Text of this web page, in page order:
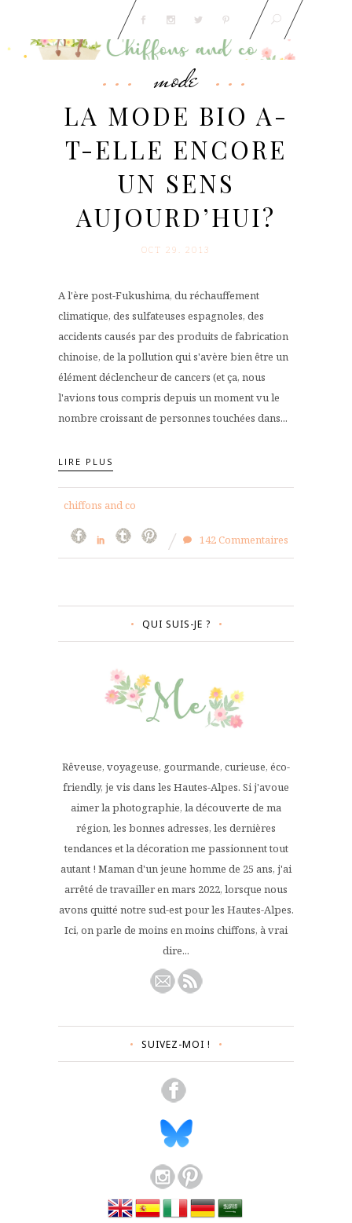
mode
LA MODE BIO A-
T-ELLE ENCORE
UN SENS
AUJOURD’HUI?
OCT 29. 2013
A l'ère post-Fukushima, du réchauffement
climatique, des sulfateuses espagnoles, des
accidents causés par des produits de fabrication
chinoise, de la pollution qui s'avère bien être un
élément déclencheur de cancers (et ça, nous
l'avions tous compris depuis un moment vu le
nombre croissant de personnes touchées dans...
LIRE PLUS
chiffons and co
142 Commentaires
QUI SUIS-JE ?
Rêveuse, voyageuse, gourmande, curieuse, éco-
friendly, je vis dans les Hautes-Alpes. Si j'avoue
aimer la photographie, la découverte de ma
région, les bonnes adresses, les dernières
tendances et la décoration me passionnent tout
autant ! Maman d'un jeune homme de 25 ans, j'ai
arrêté de travailler en mars 2022, lorsque nous
avons quitté notre sud-est pour les Hautes-Alpes.
Ici, on parle de moins en moins chiffons, à vrai
dire...
SUIVEZ-MOI !